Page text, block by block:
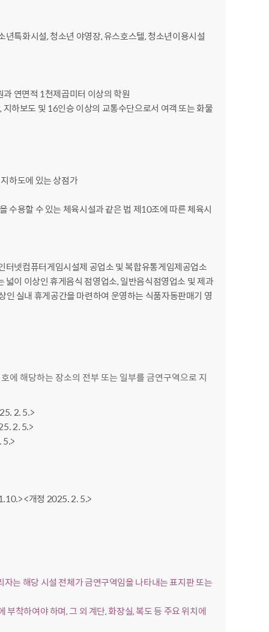
년특화시설, 청소년 야영장, 유스호스텔, 청소년이용시설
과 연면적 1천제곱미터 이상의 학원
하보도 및 16인승 이상의 교통수단으로서 여객 또는 화물
하도에 있는 상점가
수용할 수 있는 체육시설과 같은 법 제10조에 따른 체육시
터넷컴퓨터게임시설제 공업소 및 복합유통게임제공업소
넓이 이상인 휴게음식 점영업소, 일반음식점영업소 및 제과
실내 휴게공간을 마련하여 운영하는 식품자동판매기 영
에 해당하는 장소의 전부 또는 일부를 금연구역으로 지
2. 5.>
2. 5.>
5.>
<개정 2025. 2. 5.>
는 해당 시설 전체가 금연구역임을 나타내는 표지판 또는
착하여야 하며, 그 외 계단, 화장실, 복도 등 주요 위치에